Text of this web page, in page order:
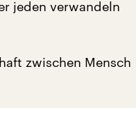
jeden verwandeln
zwischen Mensch